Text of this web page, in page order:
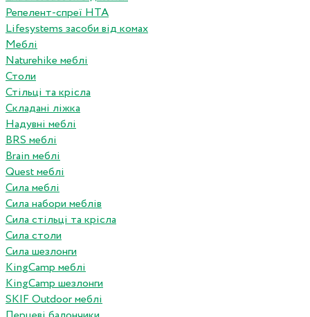
Репелент-спреї HTA
Lifesystems засоби від комах
Меблі
Naturehike меблі
Столи
Стільці та крісла
Складані ліжка
Надувні меблі
BRS меблі
Brain меблі
Quest меблі
Сила меблі
Сила набори меблів
Сила стільці та крісла
Сила столи
Сила шезлонги
KingCamp меблі
KingCamp шезлонги
SKIF Outdoor меблі